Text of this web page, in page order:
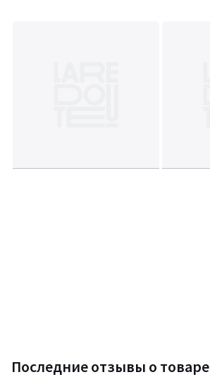
Последние отзывы о товаре